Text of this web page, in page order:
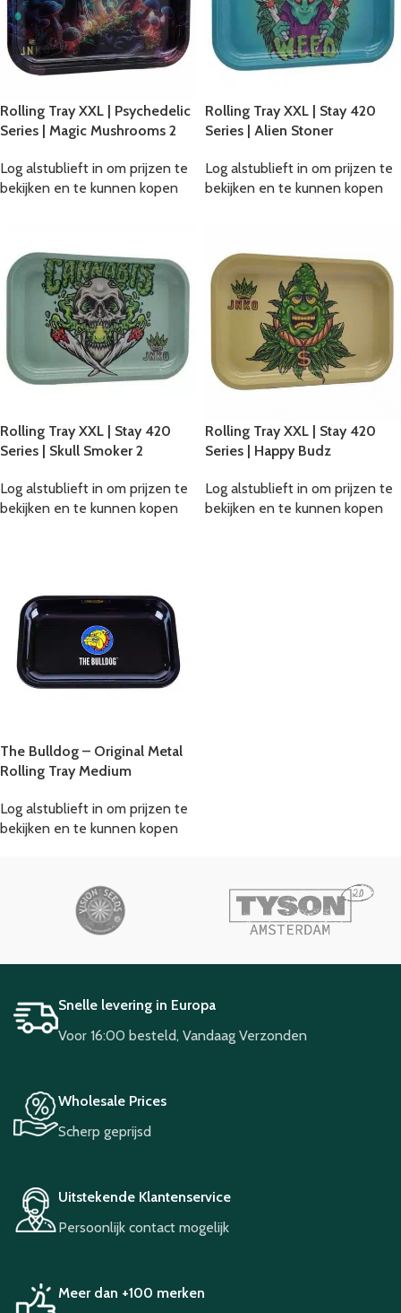
Rolling Tray XXL | Psychedelic
Series | Magic Mushrooms 2
Log alstublieft in om prijzen te
bekijken en te kunnen kopen
Rolling Tray XXL | Stay 420
Series | Alien Stoner
Log alstublieft in om prijzen te
bekijken en te kunnen kopen
Rolling Tray XXL | Stay 420
Series | Skull Smoker 2
Log alstublieft in om prijzen te
bekijken en te kunnen kopen
Rolling Tray XXL | Stay 420
Series | Happy Budz
Log alstublieft in om prijzen te
bekijken en te kunnen kopen
The Bulldog – Original Metal
Rolling Tray Medium
Log alstublieft in om prijzen te
bekijken en te kunnen kopen
Snelle levering in Europa
Voor 16:00 besteld, Vandaag Verzonden
Wholesale Prices
Scherp geprijsd
Uitstekende Klantenservice
Persoonlijk contact mogelijk
Meer dan +100 merken